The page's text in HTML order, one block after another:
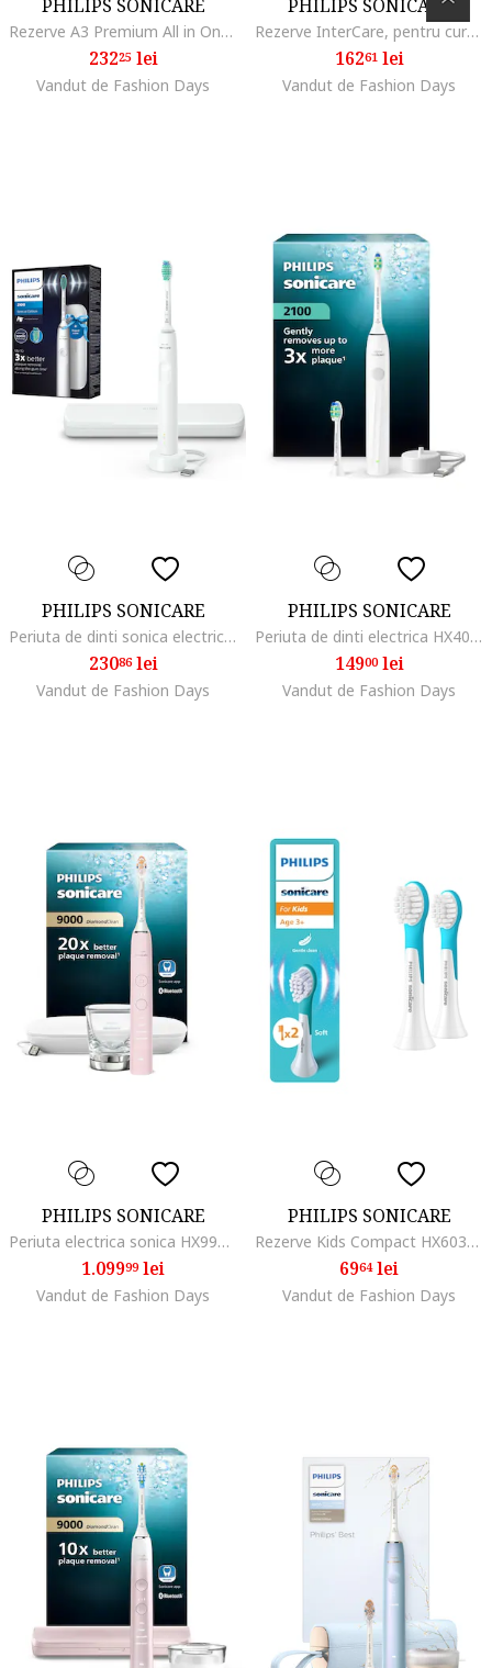
PHILIPS SONICARE
Rezerve A3 Premium All in One HX9094/88, pachet de 4 capete de periere standard, sincronizarea modurilor BrushSync, Negru
23225lei
Vandut de Fashion Days
PHILIPS SONICARE
Rezerve InterCare, pentru curatare interdentara in profunzime, 6
16261lei
Vandut de Fashion Days
PHILIPS SONICARE
Periuta de dinti sonica electrica Seria 3100, 62000 miscari/minut, 1 mod de curatare, senzor presiune, functia BrushSync, 1 cap de periere, toc de transport, Alb
23086lei
Vandut de Fashion Days
PHILIPS SONICARE
Periuta de dinti electrica HX4022/01 Seria 2100, 1 mod, 2 intensitati, timer 2 minute, 2 x capete de periere InterCare, alb
14900lei
Vandut de Fashion Days
PHILIPS SONICARE
Periuta electrica sonica HX9911/21 Diamond Clean 9000 HX9911/21, 4 moduri de periere, 3 intensitati, 1 toc de transport cu USB incarcare, 1 pahar, roz
1.09999lei
Vandut de Fashion Days
PHILIPS SONICARE
Rezerve Kids Compact HX6032/90, pachet de 2 capete de periere, Standard, click-on
6964lei
Vandut de Fashion Days